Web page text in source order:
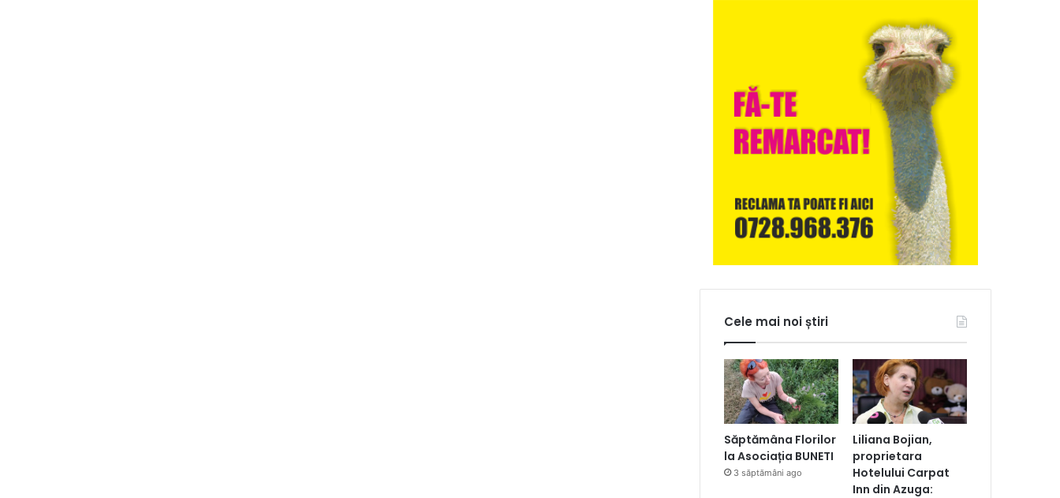
Cele mai noi știri
Săptămâna Florilor
la Asociația BUNETI
3 săptămâni ago
Liliana Bojian,
proprietara
Hotelului Carpat
Inn din Azuga: